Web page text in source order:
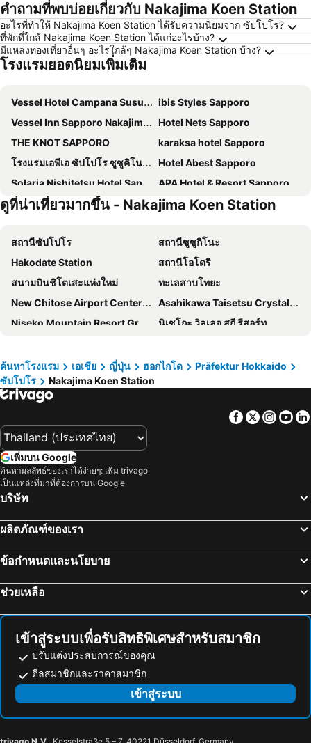
คำถามที่พบบ่อยเกี่ยวกับ Nakajima Koen Station
อะไรที่ทำให้ Nakajima Koen Station ได้รับความนิยมจาก ซัปโปโร?
ที่พักที่ใกล้ Nakajima Koen Station ได้แก่อะไรบ้าง?
มีแหล่งท่องเที่ยวอื่นๆ อะไรใกล้ๆ Nakajima Koen Station บ้าง?
โรงแรมยอดนิยมเพิ่มเติม
Vessel Hotel Campana Susukino
ibis Styles Sapporo
Vessel Inn Sapporo Nakajima Park
Hotel Nets Sapporo
THE KNOT SAPPORO
karaksa hotel Sapporo
โรงแรมเอพีเอ ซัปโปโร ซูซูคิโนะ-เอคิมาเอะ
Hotel Abest Sapporo
Solaria Nishitetsu Hotel Sapporo
APA Hotel & Resort Sapporo
Sapporo Washington Hotel Plaza
JR Inn Sapporo South
Resol Trinity Sapporo
Richmond Hotel Sapporo Odori
Hotel Relief Sapporo Susukino
โรงแรมจูเนียร์ ทาวเวอร์ นิกโก ซัปโปโร
Tmark City Hotel Sapporo
โรงแรมกราเซอรี ซัปโปโร
Jozankei View Hotel
HOTEL MYSTAYS Sapporo Station
KOKO HOTEL Sapporo Susukino
Via Inn Prime Sapporo Odori
HOTEL FORZA SAPPORO STATION
New Otani Inn Sapporo
โรงแรมเคย์โอ พลาซา ซัปโปโร
โรงแรมเอมิเชีย ซัปโปโร
Keikyu EX Hotel Sapporo
Hotel Emion Sapporo
Daiwa Roynet Sapporo Susukino
Dormy Inn Premium Sapporo
Ten to Ten Hostel
HOTEL LiVEMAX PREMIUM Sapporo-odorikouen
HOTEL MYSTAYS Sapporo Aspen
QuintessaHotel SapporoSusukino63 Relax&Spa
APA Hotel Sapporo Susukino Ekinishi
Hotel Livemax Sapporo Susukino
Hotel Resol Sapporo Nakajima Koen
Hotel JAL City Sapporo Nakajima Park
Sapporo Oriental Hotel
HOTEL MYSTAYS PREMIER Sapporo Park
โรงแรมพรีเมียร์ นากาจิมะ พาร์ค ซัปโปโร
Quintessa Hotel Sapporo
ดูที่น่าเที่ยวมากขึ้น - Nakajima Koen Station
สถานีซัปโปโร
สถานีซูซูกิโนะ
Hakodate Station
สถานีโอโดริ
สนามบินชิโตเสะแห่งใหม่
ทะเลสาบโทยะ
New Chitose Airport Center Plaza
Asahikawa Taisetsu Crystal Hall
Niseko Mountain Resort Gran Hirafu Ski
นิเซโกะ วิลเลจ สกี รีสอร์ท
Jozankei Onsen hot spring
คิโรโระ สโนว์เวิลด์
บ่อน้ำร้อนโนโบริเบทสึ
Teine Station
Otaru Station
Furano Ski Area
Daisetsuzankurodake Ski Area
Sapporo Dome
Shinsapporo Station
Nijuyonken Station
Minami Chitose Station
Hakodate's morning market
Niseko
Bus Center-mae Station
Kikusui Station
Sapporo Nishi Juihachome Station
Sapporo Beer Museum
Toyohira
Sapporo Convention Center
Maruyama Koen Station
Inosawa City Ski Area
Goryokaku Tower
Goryokaku
ค้นหาโรงแรม เอเชีย ญี่ปุ่น ฮอกไกโด
Präfektur Hokkaido
ซัปโปโร
Nakajima Koen Station
Facebook
Twitter
เพิ่มบน Google
ค้นหาผลลัพธ์ของเราได้ง่ายๆ: เพิ่ม trivago
เป็นแหล่งที่มาที่ต้องการบน Google
บริษัท
ผลิตภัณฑ์ของเรา
ข้อกำหนดและนโยบาย
ช่วยเหลือ
เข้าสู่ระบบเพื่อรับสิทธิพิเศษสำหรับสมาชิก
ปรับแต่งประสบการณ์ของคุณ
ดีลสมาชิกและราคาสมาชิก
เข้าสู่ระบบ